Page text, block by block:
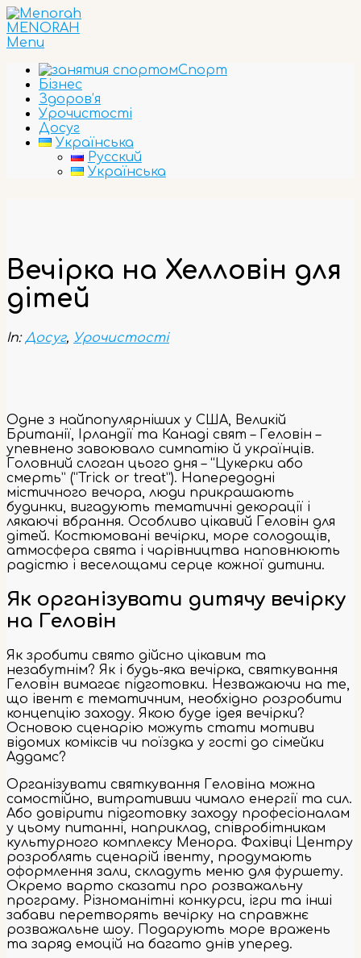
Skip
to
content
MENORAH
Primary
Menu
Menu
Спорт
Бізнес
Здоров’я
Урочистості
Досуг
Українська
Русский
Українська
Вечірка на Хелловін для
дітей
In: Досуг, Урочистості
Одне з найпопулярніших у США, Великій
Британії, Ірландії та Канаді свят – Геловін –
упевнено завоювало симпатію й українців.
Головний слоган цього дня – “Цукерки або
смерть” (“Trick or treat”). Напередодні
містичного вечора, люди прикрашають
будинки, вигадують тематичні декорації і
лякаючі вбрання. Особливо цікавий Геловін для
дітей. Костюмовані вечірки, море солодощів,
атмосфера свята і чарівництва наповнюють
радістю і веселощами серце кожної дитини.
Як організувати дитячу вечірку
на Геловін
Як зробити свято дійсно цікавим та
незабутнім? Як і будь-яка вечірка, святкування
Геловін вимагає підготовки. Незважаючи на те,
що івент є тематичним, необхідно розробити
концепцію заходу. Якою буде ідея вечірки?
Основою сценарію можуть стати мотиви
відомих коміксів чи поїздка у гості до сімейки
Аддамс?
Організувати святкування Геловіна можна
самостійно, витративши чимало енергії та сил.
Або довірити підготовку заходу професіоналам
у цьому питанні, наприклад, співробітникам
культурного комплексу Менора. Фахівці Центру
розроблять сценарій івенту, продумають
оформлення зали, складуть меню для фуршету.
Окремо варто сказати про розважальну
програму. Різноманітні конкурси, ігри та інші
забави перетворять вечірку на справжнє
розважальне шоу. Подарують море вражень
та заряд емоцій на багато днів уперед.